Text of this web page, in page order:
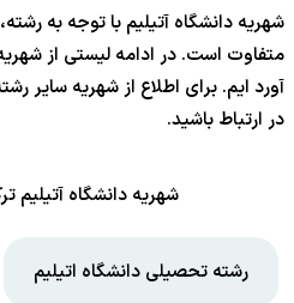
شهریه دانشگاه آتیلیم با توجه به
متفاوت است. در ادامه لیستی از
آورد ایم. برای اطلاع از شهریه سایر
در ارتباط باشید.
شهریه دانشگاه آتیلیم
رشته تحصیلی دانشگاه اتیلیم